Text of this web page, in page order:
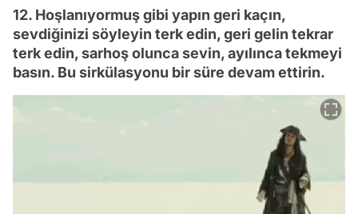
12. Hoşlanıyormuş gibi yapın geri kaçın,
sevdiğinizi söyleyin terk edin, geri gelin tekrar
terk edin, sarhoş olunca sevin, ayılınca tekmeyi
basın. Bu sirkülasyonu bir süre devam ettirin.